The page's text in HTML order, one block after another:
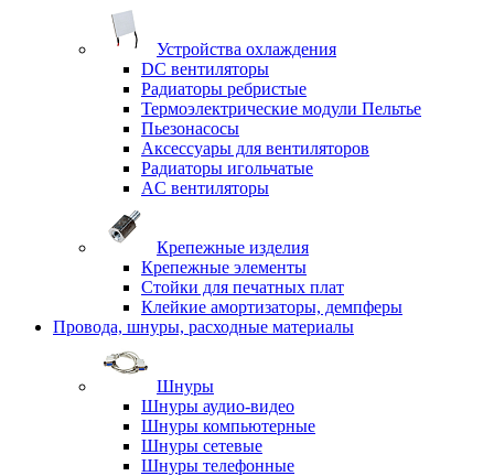
Устройства охлаждения
DC вентиляторы
Радиаторы ребристые
Термоэлектрические модули Пельтье
Пьезонасосы
Аксессуары для вентиляторов
Радиаторы игольчатые
AC вентиляторы
Крепежные изделия
Крепежные элементы
Стойки для печатных плат
Клейкие амортизаторы, демпферы
Провода, шнуры, расходные материалы
Шнуры
Шнуры аудио-видео
Шнуры компьютерные
Шнуры сетевые
Шнуры телефонные